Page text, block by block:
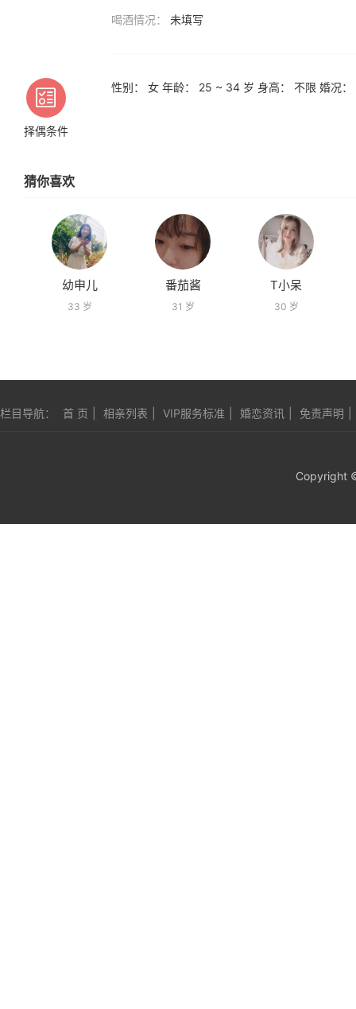
喝酒情况：
未填写
择偶条件
性别： 女 年龄： 25 ~ 34 岁 身高： 不限 婚况
猜你喜欢
幼申儿
33 岁
番茄酱
31 岁
T小呆
30 岁
栏目导航： 首 页 相亲列表 VIP服务标准 婚恋资讯 免责声明
Copyright